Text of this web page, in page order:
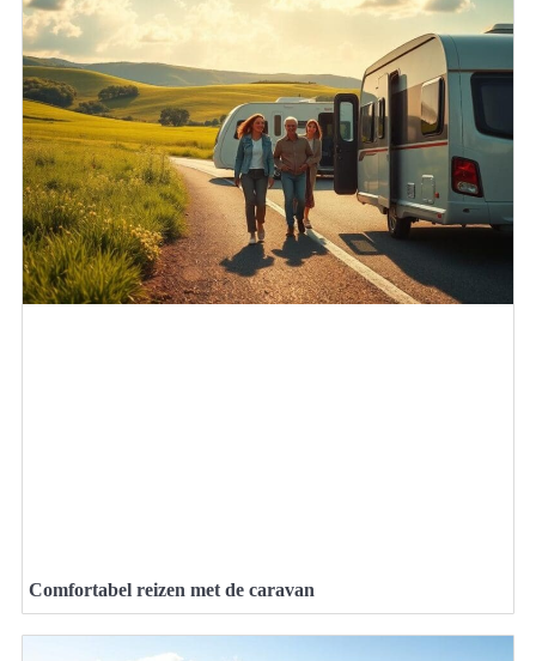
Comfortabel reizen met de caravan